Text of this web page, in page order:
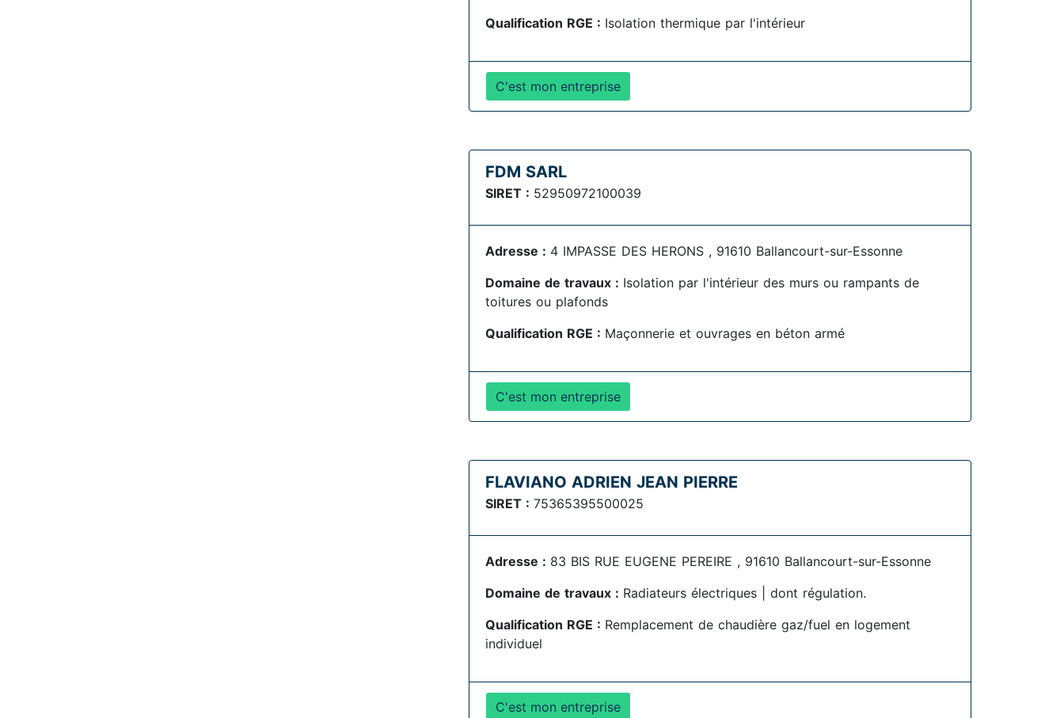
Qualification RGE : Isolation thermique par l'intérieur
C'est mon entreprise
FDM SARL
SIRET : 52950972100039
Adresse : 4 IMPASSE DES HERONS , 91610 Ballancourt-sur-Essonne
Domaine de travaux : Isolation par l'intérieur des murs ou rampants de
toitures ou plafonds
Qualification RGE : Maçonnerie et ouvrages en béton armé
C'est mon entreprise
FLAVIANO ADRIEN JEAN PIERRE
SIRET : 75365395500025
Adresse : 83 BIS RUE EUGENE PEREIRE , 91610 Ballancourt-sur-Essonne
Domaine de travaux : Radiateurs électriques | dont régulation.
Qualification RGE : Remplacement de chaudière gaz/fuel en logement
individuel
C'est mon entreprise